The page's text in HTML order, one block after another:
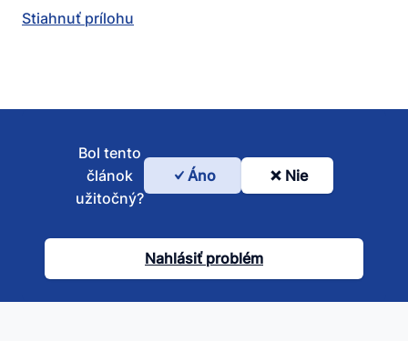
Stiahnuť prílohu
Bol
článok
užitočný?
Bol tento
článok
užitočný?
Áno Nie
Nahlásiť problém